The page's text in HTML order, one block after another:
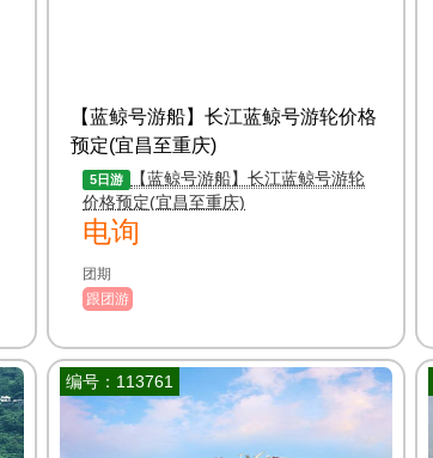
【蓝鲸号游船】长江蓝鲸号游轮价格
预定(宜昌至重庆)
5日游
【蓝鲸号游船】长江蓝鲸号游轮
价格预定(宜昌至重庆)
电询
团期
跟团游
编号：113761